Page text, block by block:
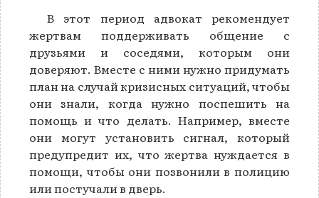
В этот период адвокат рекомендует
жертвам поддерживать общение с
друзьями и соседями, которым они
доверяют. Вместе с ними нужно придумать
план на случай кризисных ситуаций, чтобы
они знали, когда нужно поспешить на
помощь и что делать. Например, вместе
они могут установить сигнал, который
предупредит их, что жертва нуждается в
помощи, чтобы они позвонили в полицию
или постучали в дверь.